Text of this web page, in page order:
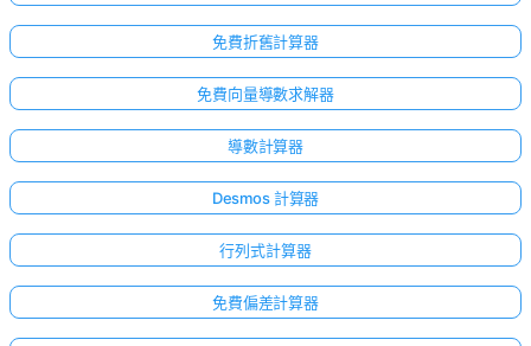
點擊
免費折舊計算器
免費向量導數求解器
導數計算器
Desmos 計算器
行列式計算器
免費偏差計算器